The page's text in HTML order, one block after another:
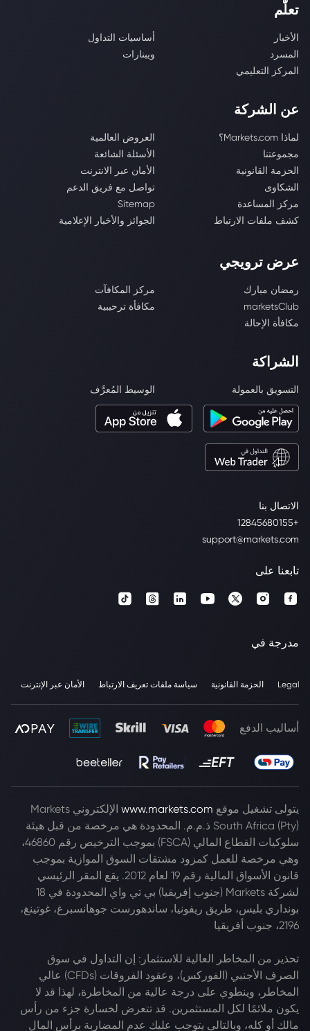
الاتصال بنا
+12845680155
support@markets.com
تعلّم
الأخبار
أساسيات التداول
المسرد
ويبنارات
المركز التعليمي
عن الشركة
لماذا Markets.com؟
العروض العالمية
مجموعتنا
الأسئلة الشائعة
الحزمة القانونية
الأمان عبر الانترنت
الشكاوى
تواصل مع فريق الدعم
مركز المساعدة
Sitemap
كشف ملفات الارتباط
الجوائز والأخبار الإعلامية
عرض ترويجي
رمضان مبارك
مركز المكافآت
marketsClub
مكافأة ترحيبية
مكافأة الإحالة
الشراكة
التسويق بالعمولة الوسيط المُعرَّف
تابعنا على
مدرجة في
Legal الحزمة القانونية سياسة ملفات تعريف الارتباط الأمان عبر الإنترنت
أساليب الدفع
يتولى تشغيل موقع www.markets.com
الإلكتروني Markets
South Africa (Pty) ذ.م.م. المحدودة هي مرخصة من قبل هيئة
سلوكيات القطاع المالي (FSCA) بموجب الترخيص رقم 46860،
وهي مرخصة للعمل كمزود مشتقات السوق الموازية بموجب
قانون الأسواق المالية رقم 19 لعام 2012. يقع المقر الرئيسي
لشركة Markets (جنوب إفريقيا) بي تي واي المحدودة في 18
بونداري بليس، طريق ريفونيا، ساندهورست جوهانسبرغ، غوتينغ،
2196، جنوب أفريقيا
تحذير من المخاطر العالية للاستثمار: إن التداول في سوق
الصرف الأجنبي (الفوركس)، وعقود الفروقات (CFDs) عالي
المخاطر، وينطوي على درجة عالية من المخاطرة، لهذا قد لا
يكون ملائمًا لكل المستثمرين. قد تتعرض لخسارة جزء من رأس
مالك أو كله، وبالتالي يتوجب عليك عدم المضاربة برأس المال